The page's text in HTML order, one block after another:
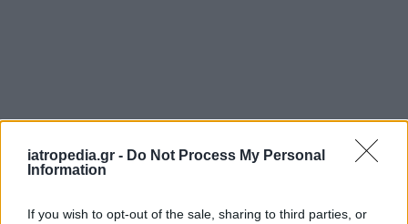
iatropedia.gr - Do Not Process My Personal
Information
If you wish to opt-out of the sale, sharing to third parties, or